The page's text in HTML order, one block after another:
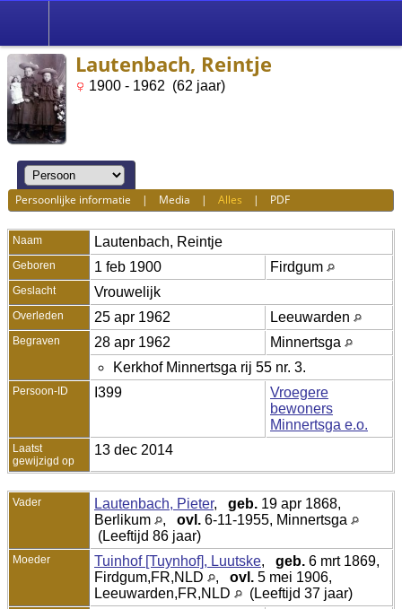
Lautenbach, Reintje
1900 - 1962 (62 jaar)
Persoonlijke informatie | Media |Alles | PDF
Naam Lautenbach, Reintje
Geboren 1 feb 1900 Firdgum
Geslacht Vrouwelijk
Overleden 25 apr 1962 Leeuwarden
Begraven 28 apr 1962
Minnertsga
Kerkhof Minnertsga rij 55 nr. 3.
Persoon-ID I399
Vroegere
bewoners
Minnertsga e.o.
Laatst
gewijzigd op
13 dec 2014
Vader Lautenbach, Pieter, geb. 19 apr 1868,
Berlikum
, ovl. 6-11-1955, Minnertsga
(Leeftijd 86 jaar)
Moeder Tuinhof [Tuynhof], Luutske, geb. 6 mrt 1869,
Firdgum,FR,NLD
, ovl. 5 mei 1906,
Leeuwarden,FR,NLD
(Leeftijd 37 jaar)